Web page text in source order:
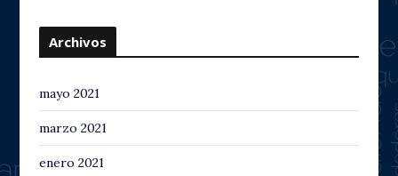
Archivos
mayo 2021
marzo 2021
enero 2021